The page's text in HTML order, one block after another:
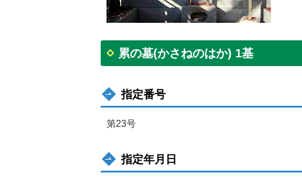
累の墓(かさねのはか) 1基
指定番号
第23号
指定年月日